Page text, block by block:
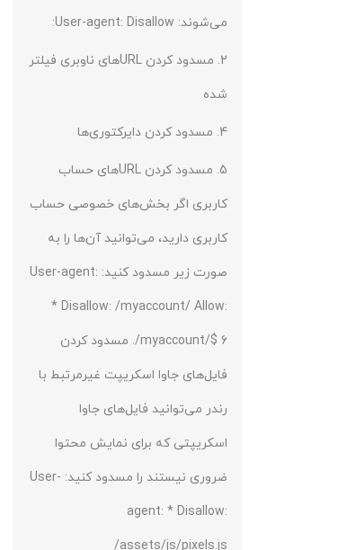
می‌شوند: User-agent: Disallow:
2. مسدود کردن URLهای ناوبری فیلتر
شده
4. مسدود کردن دایرکتوری‌ها
5. مسدود کردن URLهای حساب
کاربری اگر بخش‌های خصوصی حساب
کاربری دارید، می‌توانید آن‌ها را به
صورت زیر مسدود کنید: User-agent:
* Disallow: /myaccount/ Allow:
/myaccount/$ 6. مسدود کردن
فایل‌های جاوا اسکریپت غیرمرتبط با
رندر می‌توانید فایل‌های جاوا
اسکریپتی که برای نمایش محتوا
ضروری نیستند را مسدود کنید: User-
agent: * Disallow:
/assets/js/pixels.js